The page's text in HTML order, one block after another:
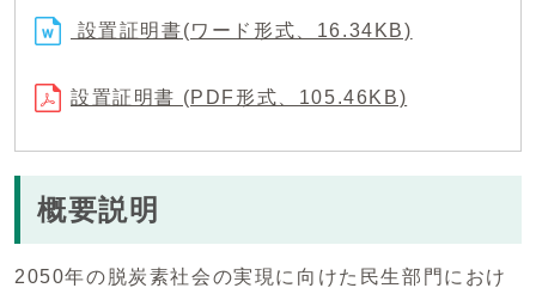
設置証明書(ワード形式、16.34KB)
設置証明書 (PDF形式、105.46KB)
概要説明
2050年の脱炭素社会の実現に向けた民生部門におけ